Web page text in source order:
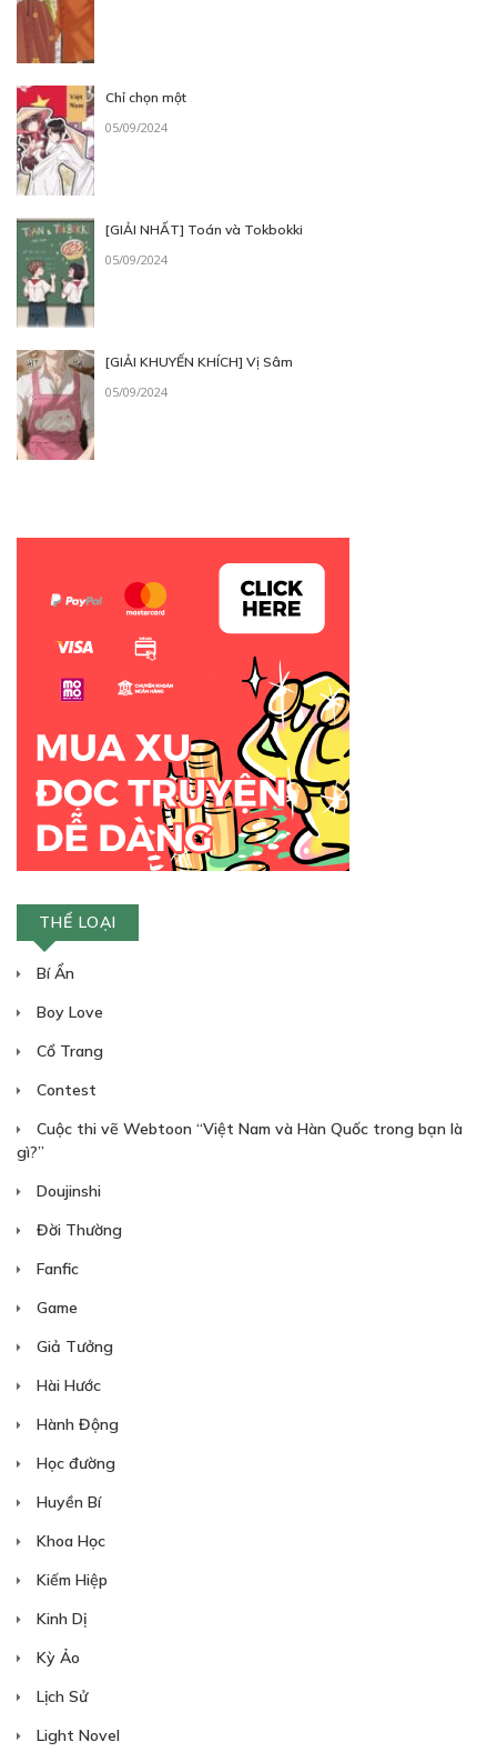
Chỉ chọn một
05/09/2024
[GIẢI NHẤT] Toán và Tokbokki
05/09/2024
[GIẢI KHUYẾN KHÍCH] Vị Sâm
05/09/2024
THỂ LOẠI
Bí Ẩn
Boy Love
Cổ Trang
Contest
Cuộc thi vẽ Webtoon “Việt Nam và Hàn Quốc trong bạn là
gì?”
Doujinshi
Đời Thường
Fanfic
Game
Giả Tưởng
Hài Hước
Hành Động
Học đường
Huyền Bí
Khoa Học
Kiếm Hiệp
Kinh Dị
Kỳ Ảo
Lịch Sử
Light Novel